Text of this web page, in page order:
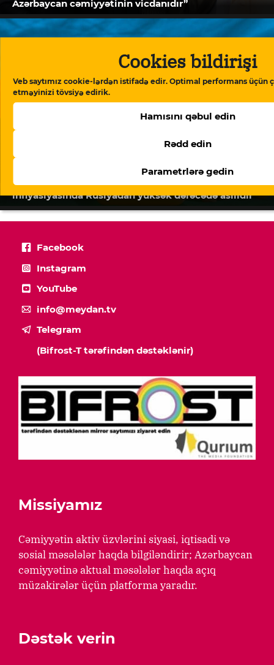
Cookies bildirişi
Veb saytımız cookie-lərdən istifadə edir. Optimal performans üçün
etməyinizi tövsiyə edirik.
Hamısını qəbul edin
Rədd edin
Parametrlərə gedin
Azərbaycan cəmiyyətinin vicdanıdır”
Beynəlxalq Valyuta Fondu: “Azərbaycan ərzaq
inflyasiyasında Rusiyadan yüksək dərəcədə asılıdır”
Facebook
Instagram
YouTube
info@meydan.tv
Telegram
(Bifrost-T tərəfindən dəstəklənir)
Missiyamız
Cəmiyyətin aktiv üzvlərini siyasi, iqtisadi və
sosial məsələlər haqda bilgiləndirir; Azərbaycan
cəmiyyətinə aktual məsələlər haqda açıq
müzakirələr üçün platforma yaradır.
Dəstək verin